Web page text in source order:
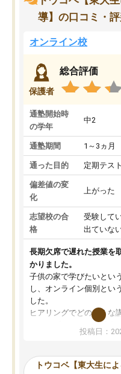
導】の口コミ・評
オンライン校
保護者
総合評価
通塾開始時
の学年
中2
通塾期間 1～3ヵ月
通った目的 定期テス
偏差値の変
化
上がった
志望校の合
格
受験して
出ていな
長期欠席で遅れた授業を
かりました。
子供の家で学びたいとい
し、オンライン個別とい
した。
ヒアリングでどのような
か、オプションは付帯す
事が出来ました。
ーティングを行い、その
投稿日：
トウコベ【東大生に